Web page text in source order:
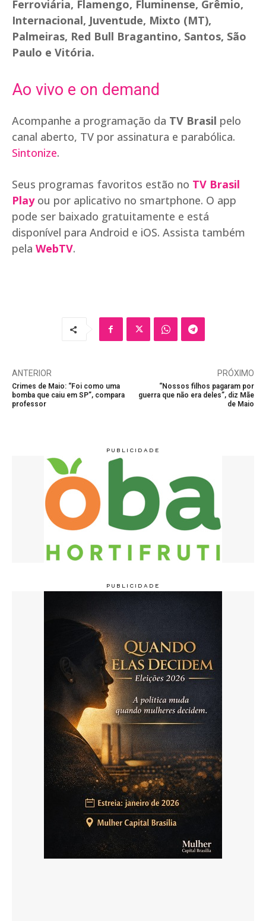
Ferroviária, Flamengo, Fluminense, Grêmio,
Internacional, Juventude, Mixto (MT),
Palmeiras, Red Bull Bragantino, Santos, São
Paulo e Vitória.
Ao vivo e on demand
Acompanhe a programação da TV Brasil pelo
canal aberto, TV por assinatura e parabólica.
Sintonize.
Seus programas favoritos estão no TV Brasil
Playou por aplicativo no smartphone. O app
pode ser baixado gratuitamente e está
disponível para Android e iOS. Assista também
pela WebTV.
ANTERIOR
Crimes de Maio: “Foi como uma
bomba que caiu em SP”, compara
professor
PRÓXIMO
“Nossos filhos pagaram por
guerra que não era deles”, diz Mãe
de Maio